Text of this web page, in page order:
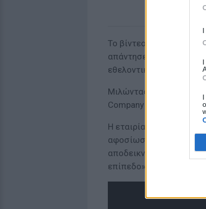
Το βίντεο προκάλεσε
απάντησε, επιμένοντας
εθελοντική.
Μιλώντας τελικά στη
Company έπλεξε για
Η εταιρία κάλεσε
αφοσίωσή της: «Είναι
αποδεικνύει ότι
επίπεδο»...